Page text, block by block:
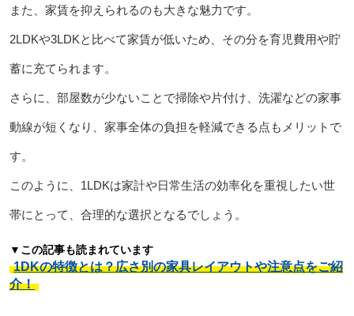
また、家賃を抑えられるのも大きな魅力です。
2LDKや3LDKと比べて家賃が低いため、その分を育児費用や貯
蓄に充てられます。
さらに、部屋数が少ないことで掃除や片付け、洗濯などの家事
動線が短くなり、家事全体の負担を軽減できる点もメリットで
す。
このように、1LDKは家計や日常生活の効率化を重視したい世
帯にとって、合理的な選択となるでしょう。
▼この記事も読まれています
1DKの特徴とは？広さ別の家具レイアウトや注意点をご紹
介！